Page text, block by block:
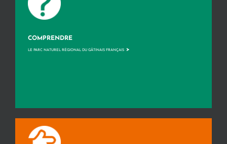
COMPRENDRE
LE PARC NATUREL RÉGIONAL DU GÂTINAIS FRANÇAIS >